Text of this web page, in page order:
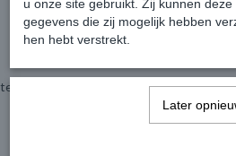
u onze site gebruikt. Zij kunnen
gegevens die zij mogelijk hebben
hen hebt verstrekt.
Later